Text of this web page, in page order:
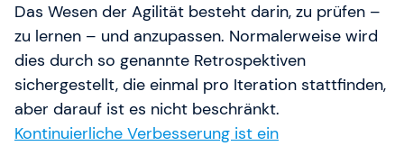
Das Wesen der Agilität besteht darin, zu prüfen –
zu lernen – und anzupassen. Normalerweise wird
dies durch so genannte Retrospektiven
sichergestellt, die einmal pro Iteration stattfinden,
aber darauf ist es nicht beschränkt.
Kontinuierliche Verbesserung ist ein